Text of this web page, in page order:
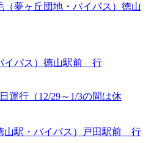
（夢ヶ丘団地・バイパス）徳山
イパス）徳山駅前 行
日運行（12/29～1/3の間は休
山駅・バイパス）戸田駅前 行